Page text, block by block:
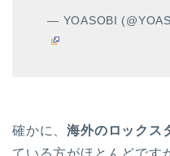
— YOASOBI
確かに、海外のロックス
ている方がほとんどです